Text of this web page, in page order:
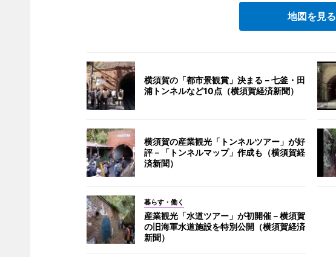
地図を見る
横須賀の「都市景観賞」決まる－七釜・田
浦トンネルなど10点（横須賀経済新聞）
横須賀の産業観光「トンネルツアー」が好
評－「トンネルマップ」作成も（横須賀経
済新聞）
暮らす・働く
産業観光「水道ツアー」が初開催－横須賀
の旧海軍水道施設を特別公開（横須賀経済
新聞）